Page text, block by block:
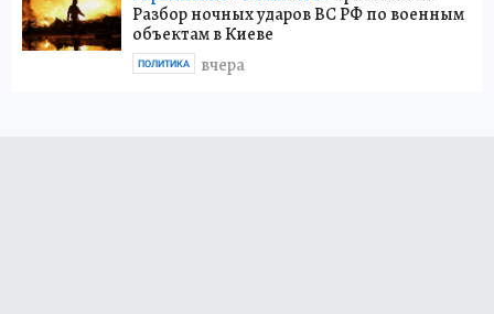
Разбор ночных ударов ВС РФ по военным
объектам в Киеве
вчера
ПОЛИТИКА